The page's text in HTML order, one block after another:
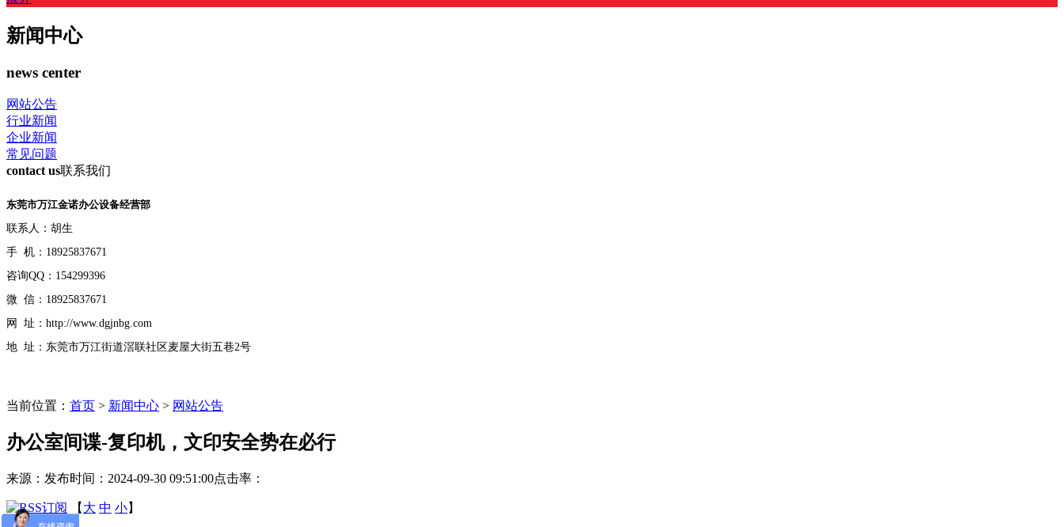
新闻中心
news center
网站公告
行业新闻
企业新闻
常见问题
contact us联系我们
东莞市万江金诺办公设备经营部
联系人：胡生
手 机：18925837671
咨询QQ：154299396
微 信：18925837671
网 址：http://www.dgjnbg.com
地 址：东莞市万江街道滘联社区麦屋大街五巷2号
当前位置： 首页 > 新闻中心 > 网站公告
办公室间谍-复印机，文印安全势在必行
来源： 发布时间：2024-09-30 09:51:00点击率：
【 大 中 小】